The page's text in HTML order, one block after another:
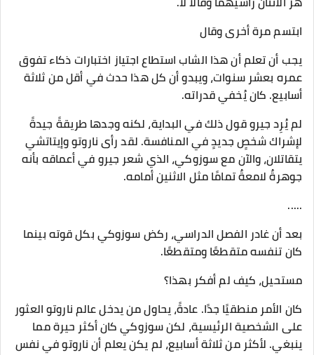
ابتسم مرة أخرى وقال
يجب أن تعلم أن هذا الشاب استطاع اجتياز اختبارات ذكاء تفوق
عمره بعشر سنوات، ويبدو أن كل هذا حدث في أقل من ثلاثة
أسابيع. كان يُخفي قدراته.
لم يُرِد جيرو قول ذلك في البداية، لكنه وجدها طريقةً جيدةً
لإشراك شخصٍ جديدٍ في المنافسة. لقد رأى ناروتو وإيتاتشي
يتقاتلان، والآن مع سوزوكي، الذي شعر جيرو في أعماقه بأنه
جوهرةٌ لامعةٌ تمامًا مثل الاثنين أمامه.
.....
بعد أن غادر الفصل الدراسي، ركض سوزوكي بكل قوته بينما
كان تنفسه متقطعًا ومتقطعًا.
مستحيل، كيف لم أفكر بهذا؟
كان الأمر منطقيًا جدًا. عادةً، يحاول من يدخل عالم ناروتو العثور
على الشخصية الرئيسية، لكن سوزوكي كان أكثر حيرة مما
ينبغي. لأكثر من ثلاثة أسابيع، لم يكن يعلم أن ناروتو في نفس